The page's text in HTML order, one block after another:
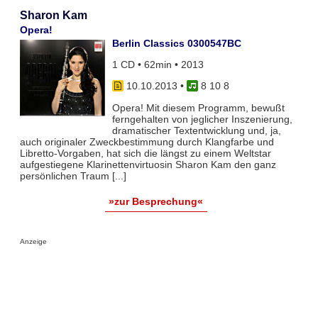
Sharon Kam
Opera!
Berlin Classics 0300547BC
1 CD • 62min • 2013
10.10.2013 •
8 10 8
Opera! Mit diesem Programm, bewußt
ferngehalten von jeglicher Inszenierung,
dramatischer Textentwicklung und, ja,
auch originaler Zweckbestimmung durch Klangfarbe und
Libretto-Vorgaben, hat sich die längst zu einem Weltstar
aufgestiegene Klarinettenvirtuosin Sharon Kam den ganz
persönlichen Traum [...]
»zur Besprechung«
Anzeige